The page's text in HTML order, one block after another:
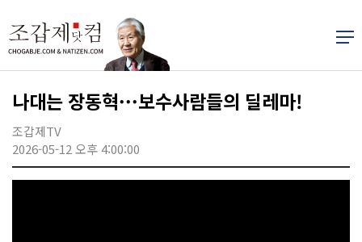
나대는 장동혁···보수사람들의 딜레마!
조갑제TV
2026-05-12 오후 4:00:00